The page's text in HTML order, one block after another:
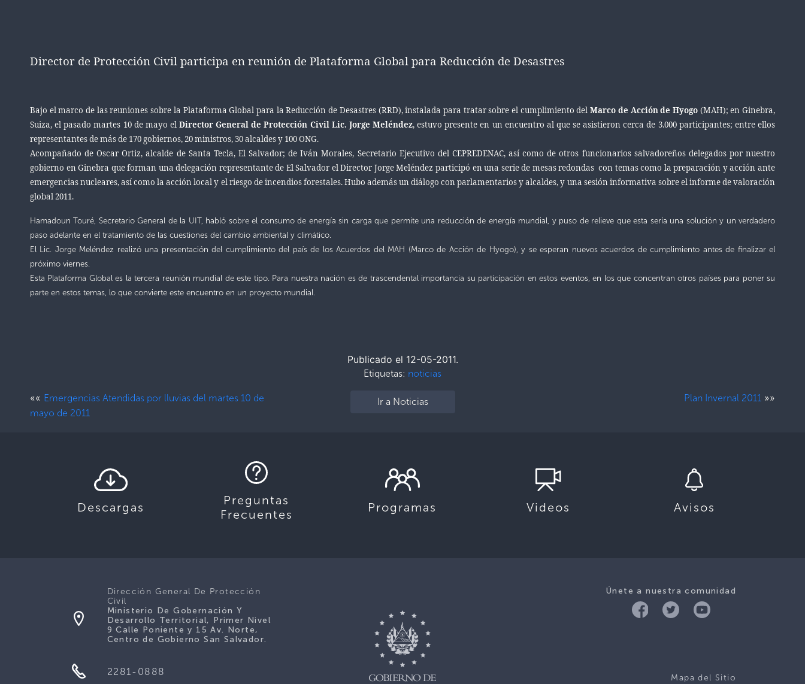
Director de Protección Civil participa en reunión de Plataforma Global para Reducción de Desastres
Bajo el marco de las reuniones sobre la Plataforma Global para la Reducción de Desastres (RRD),instalada para tratar sobre el cumplimiento delMarco de Acción de Hyogo(MAH); en Ginebra,
Suiza, el pasado martes 10 de mayo elDirector General de Protección Civil Lic. Jorge Meléndez, estuvo presente en un encuentro al que se asistieron cerca de 3.000 participantes; entre ellos
representantes de más de 170 gobiernos, 20 ministros, 30 alcaldes y 100 ONG.
Acompañado de Oscar Ortiz, alcalde de Santa Tecla, El Salvador; de Iván Morales, Secretario Ejecutivo del CEPREDENAC, así como de otros funcionarios salvadoreños delegados por nuestro
gobierno en Ginebra que forman una delegación representante de El Salvador el Director Jorge Meléndez participó en una serie de mesas redondas con temas como la preparación y acción ante
emergencias nucleares, así como la acción local y el riesgo de incendios forestales. Hubo además un diálogo con parlamentarios y alcaldes, y una sesión informativa sobre el informe de valoración
global 2011.
Hamadoun Touré, Secretario General de la UIT, habló sobre el consumo de energía sin carga que permite una reducción de energía mundial, y puso de relieve que esta sería una solución y un verdadero
paso adelante en el tratamiento de las cuestiones del cambio ambiental y climático.
El Lic. Jorge Meléndez realizó una presentación del cumplimiento del país de los Acuerdos del MAH (Marco de Acción de Hyogo), y se esperan nuevos acuerdos de cumplimiento antes de finalizar el
próximo viernes.
Esta Plataforma Global es la tercera reunión mundial de este tipo. Para nuestra nación es de trascendental importancia su participación en estos eventos, en los que concentran otros países para poner su
parte en estos temas, lo que convierte este encuentro en un proyecto mundial.
Publicado el 12-05-2011.
Etiquetas: noticias
«« Emergencias Atendidas por lluvias del martes 10 de
mayo de 2011
Ir a Noticias Plan Invernal 2011 »»
Descargas
Preguntas
Frecuentes
Programas Videos Avisos
Únete a nuestra comunidad
Mapa del Sitio
Dirección General De Protección
Civil
Ministerio De Gobernación Y
Desarrollo Territorial, Primer Nivel
9 Calle Poniente y 15 Av. Norte,
Centro de Gobierno San Salvador.
2281-0888